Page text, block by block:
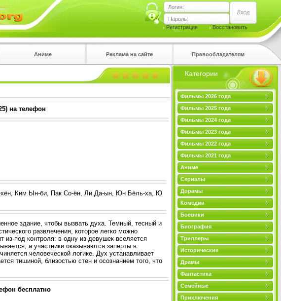
Логин:
Пароль:
Регистрация
Восстановить
Аниме Реклама на сайте Правообладателям
Категории
Фильмы 2026 года
Фильмы 2025 года
Фильмы 2024 года
Фильмы 2023 года
Фильмы 2022 года
Фильмы 2021 года
Аниме
Сериалы
Дорамы
Комедии
Боевики
Биография
Триллеры
Исторические
Драмы
Фантастика
Семейные
Приключения
на телефон
Ким Ын-би, Пак Со-ён, Ли Да-ын, Юн Бёль-ха, Ю
здание, чтобы вызвать духа. Темный, тесный и
развлечения, которое легко можно
из-под контроля: в одну из девушек вселяется
а участники оказываются заперты в
человеческой логике. Дух устанавливает
тишиной, близостью стен и осознанием того, что
бесплатно
в правом